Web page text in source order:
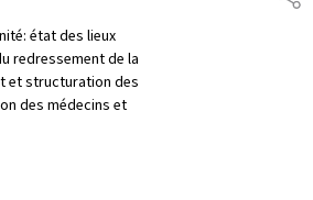
état des lieux
redressement de la
et structuration des
des médecins et